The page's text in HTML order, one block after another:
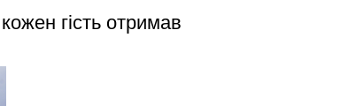
гість отримав